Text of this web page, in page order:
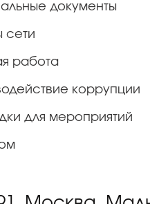
документы
сети
работа
коррупции
для мероприятий